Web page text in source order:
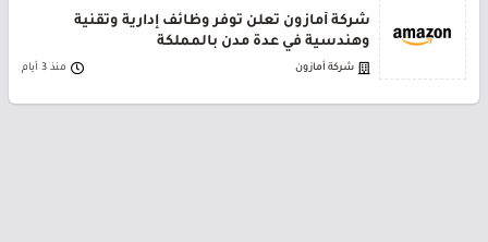
شركة أمازون تعلن توفر وظائف إدارية وتقنية
وهندسية في عدة مدن بالمملكة
شركة أمازون منذ 3 أيام